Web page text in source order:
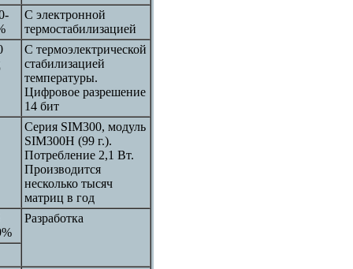
С электронной
термостабилизацией
С термоэлектрической
стабилизацией
температуры.
Цифровое разрешение
14 бит
Серия SIM300, модуль
SIM300H (99 г.).
Потребление 2,1 Вт.
Производится
несколько тысяч
матриц в год
Разработка